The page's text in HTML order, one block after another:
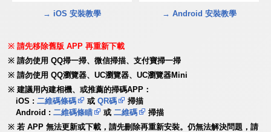
→ iOS 安裝教學 → Android 安裝教學
請先移除舊版 APP 再重新下載
請勿使用 QQ掃一掃、微信掃描、支付寶掃一掃
請勿使用 QQ瀏覽器、UC瀏覽器、UC瀏覽器Mini
建議用內建相機、或推薦的掃碼APP：
iOS :二維碼條碼 或QR碼
掃描
Android :二維碼條瞄 或二維碼
掃描
若 APP 無法更新或下載，請先刪除再重新安裝。仍無法解決問題，請